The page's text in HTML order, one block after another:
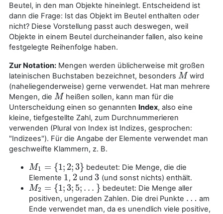
Beutel, in den man Objekte hineinlegt. Entscheidend ist
dann die Frage: Ist das Objekt im Beutel enthalten oder
nicht? Diese Vorstellung passt auch deswegen, weil
Objekte in einem Beutel durcheinander fallen, also keine
festgelegte Reihenfolge haben.
Zur Notation: Mengen werden üblicherweise mit großen
lateinischen Buchstaben bezeichnet, besonders M
M wird
(naheliegenderweise) gerne verwendet. Hat man mehrere
Mengen, die M
M
heißen sollen, kann man für die
Unterscheidung einen so genannten Index, also eine
kleine, tiefgestellte Zahl, zum Durchnummerieren
verwenden (Plural von Index ist Indizes, gesprochen:
"Indizees"). Für die Angabe der Elemente verwendet man
geschweifte Klammern, z. B.
M1 = {1; 2;3}
M1= {1; 2; 3}
bedeutet: Die Menge, die die
Elemente 1
1 , 2
2 und3
3 (und sonst nichts) enthält.
M2 = {1;3; 5; . . . }
M2= {1; 3 ;5; ...}
bedeutet: Die Menge aller
positiven, ungeraden Zahlen. Die drei Punkte …
…
am
Ende verwendet man, da es unendlich viele positive,